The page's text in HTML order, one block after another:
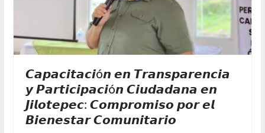
𝘾𝙖𝙥𝙖𝙘𝙞𝙩𝙖𝙘𝙞ó𝙣 𝙚𝙣 𝙏𝙧𝙖𝙣𝙨𝙥𝙖𝙧𝙚𝙣𝙘𝙞𝙖
𝙮 𝙋𝙖𝙧𝙩𝙞𝙘𝙞𝙥𝙖𝙘𝙞ó𝙣 𝘾𝙞𝙪𝙙𝙖𝙙𝙖𝙣𝙖 𝙚𝙣
𝙅𝙞𝙡𝙤𝙩𝙚𝙥𝙚𝙘: 𝘾𝙤𝙢𝙥𝙧𝙤𝙢𝙞𝙨𝙤 𝙥𝙤𝙧 𝙚𝙡
𝘽𝙞𝙚𝙣𝙚𝙨𝙩𝙖𝙧 𝘾𝙤𝙢𝙪𝙣𝙞𝙩𝙖𝙧𝙞𝙤